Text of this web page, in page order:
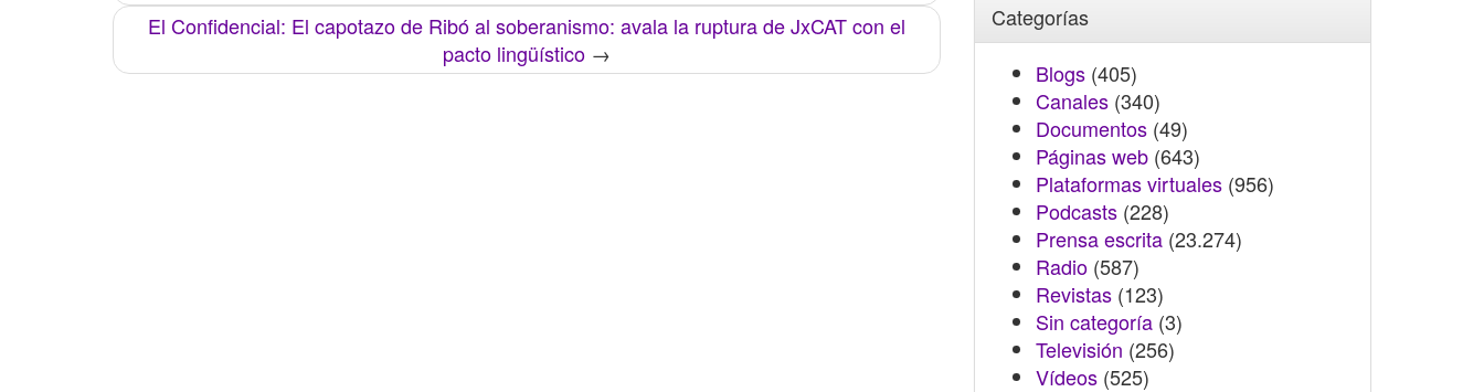
El Confidencial: El capotazo de Ribó al soberanismo: avala la ruptura de JxCAT con el
pacto lingüístico →
Categorías
Blogs (405)
Canales (340)
Documentos (49)
Páginas web (643)
Plataformas virtuales (956)
Podcasts (228)
Prensa escrita (23.274)
Radio (587)
Revistas (123)
Sin categoría (3)
Televisión (256)
Vídeos (525)